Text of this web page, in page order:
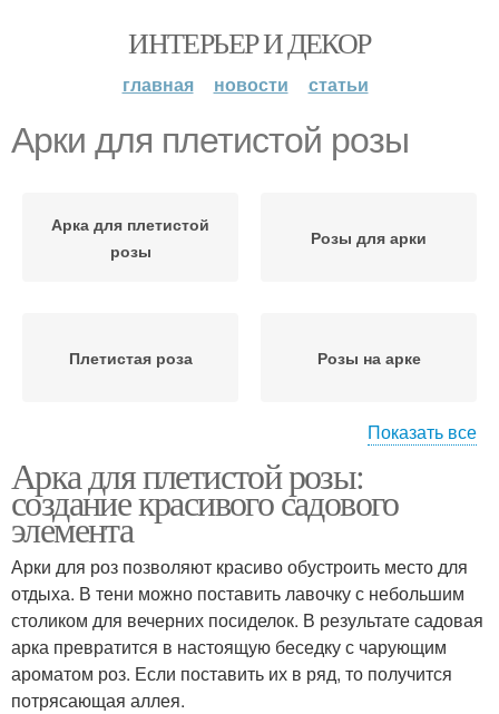
ИНТЕРЬЕР И ДЕКОР
главная новости статьи
Арки для плетистой розы
Арка для плетистой
розы
Розы для арки
Плетистая роза Розы на арке
Роза на арке Плетистые розы
Показать все
Арка для плетистой розы:
создание красивого садового
элемента
Арки для роз позволяют красиво обустроить место для
отдыха. В тени можно поставить лавочку с небольшим
столиком для вечерних посиделок. В результате садовая
арка превратится в настоящую беседку с чарующим
ароматом роз. Если поставить их в ряд, то получится
потрясающая аллея.